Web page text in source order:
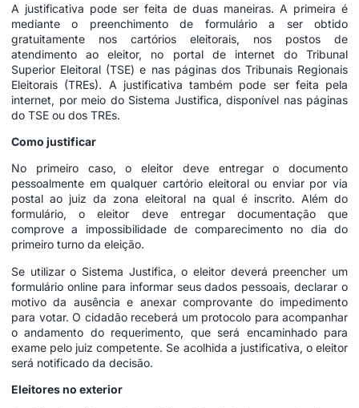
A justificativa pode ser feita de duas maneiras. A primeira é
mediante o preenchimento de formulário a ser obtido
gratuitamente nos cartórios eleitorais, nos postos de
atendimento ao eleitor, no portal de internet do Tribunal
Superior Eleitoral (TSE) e nas páginas dos Tribunais Regionais
Eleitorais (TREs). A justificativa também pode ser feita pela
internet, por meio do Sistema Justifica, disponível nas páginas
do TSE ou dos TREs.
Como justificar
No primeiro caso, o eleitor deve entregar o documento
pessoalmente em qualquer cartório eleitoral ou enviar por via
postal ao juiz da zona eleitoral na qual é inscrito. Além do
formulário, o eleitor deve entregar documentação que
comprove a impossibilidade de comparecimento no dia do
primeiro turno da eleição.
Se utilizar o Sistema Justifica, o eleitor deverá preencher um
formulário online para informar seus dados pessoais, declarar o
motivo da ausência e anexar comprovante do impedimento
para votar. O cidadão receberá um protocolo para acompanhar
o andamento do requerimento, que será encaminhado para
exame pelo juiz competente. Se acolhida a justificativa, o eleitor
será notificado da decisão.
Eleitores no exterior